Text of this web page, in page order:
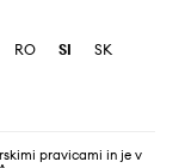
RO SI
SK
pravicami in je v